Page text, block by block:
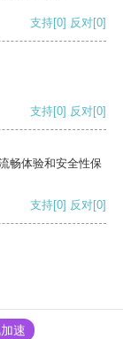
支持[0] 反对[0]
支持[0] 反对[0]
畅体验和安全性保
支持[0] 反对[0]
速